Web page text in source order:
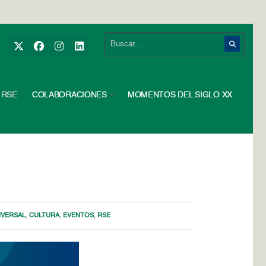
RSE COLABORACIONES MOMENTOS DEL SIGLO XX
,CULTURA, EVENTOS, RSE